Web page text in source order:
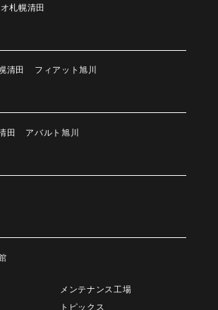
札幌清田
清田 フィアット旭川
田 アバルト旭川
メンテナンス工場
トピックス